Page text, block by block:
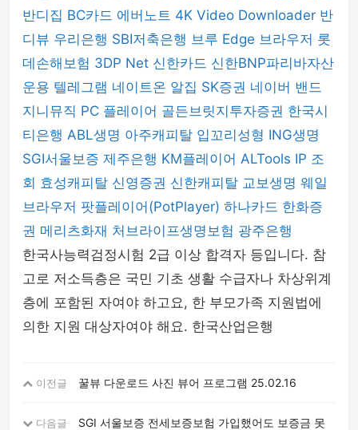
반디집 BC카드 에버노트 4K Video Downloader 반
디뷰 우리은행 SBI저축은행 브루 Edge 브라우저 롯
데손해보험 3DP Net 신한카드 신한BNP파리바자산
운용 텔레그램 네이트온 알집 SK증권 네이버 밴드
지니뮤직 PC 플레이어 골든브릿지투자증권 한국시
티은행 ABL생명 아주캐피탈 입꼬리성형 ING생명
SGI서울보증 제주은행 KM플레이어 ALTools IP 조
회 효성캐피탈 신영증권 신한캐피탈 교보생명 웨일
브라우저 팟플레이어(PotPlayer) 하나카드 한화증
권 메리츠화재 처브라이프생명보험 광주은행
한국사능력검정시험 2급 이상 합격자 등입니다. 참
고로 저소득층은 국민 기초 생활 수급자나 차상위계
층에 포함된 자여야 하고요, 한 부모가족 지원법에
의한 지원 대상자여야 해요. 한국산업은행
이전글 꿀뷰 다운로드 사진 뷰어 프로그램 25.02.16
다음글
SGI 서울보증 전세보증보험 가입했어도 보증금 못